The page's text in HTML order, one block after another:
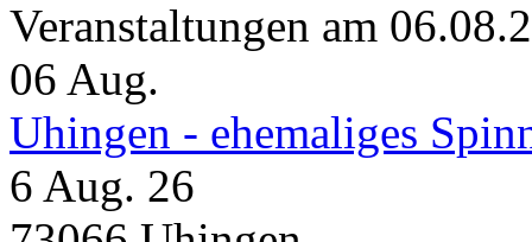
Veranstaltungen am
06 Aug.
Uhingen - ehemaliges
6 Aug. 26